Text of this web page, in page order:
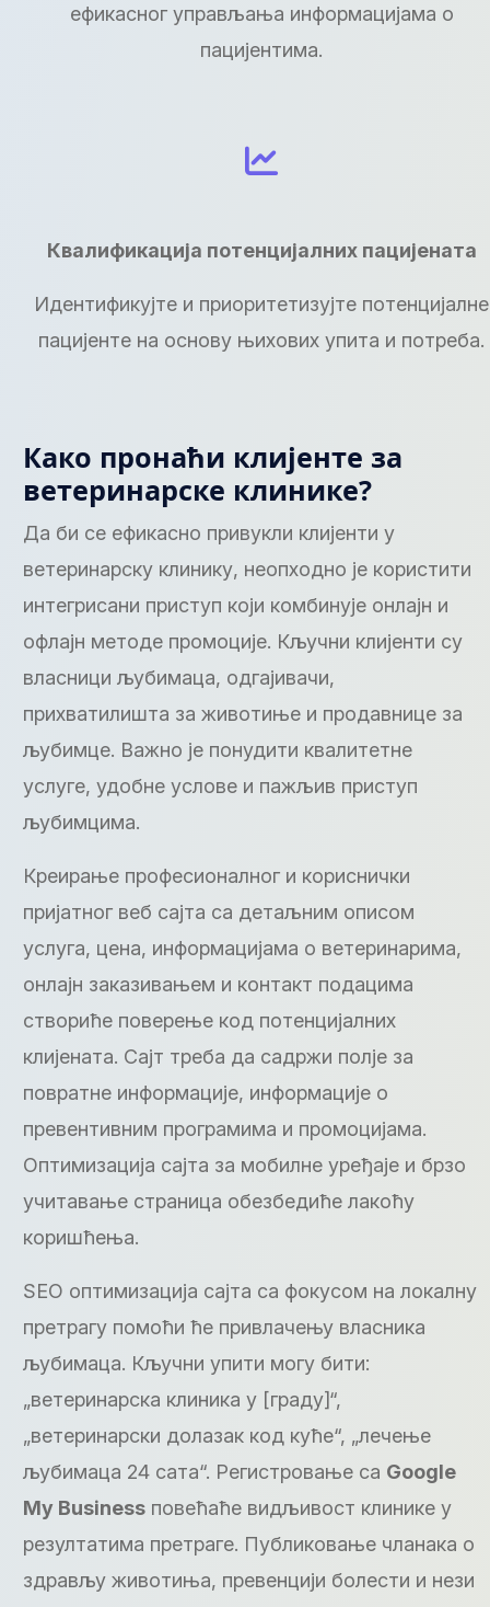
ефикасног управљања информацијама о
пацијентима.
Квалификација потенцијалних пацијената
Идентификујте и приоритетизујте потенцијалне
пацијенте на основу њихових упита и потреба.
Како пронаћи клијенте за
ветеринарске клинике?
Да би се ефикасно привукли клијенти у
ветеринарску клинику, неопходно је користити
интегрисани приступ који комбинује онлајн и
офлајн методе промоције. Кључни клијенти су
власници љубимаца, одгајивачи,
прихватилишта за животиње и продавнице за
љубимце. Важно је понудити квалитетне
услуге, удобне услове и пажљив приступ
љубимцима.
Креирање професионалног и кориснички
пријатног веб сајта са детаљним описом
услуга, цена, информацијама о ветеринарима,
онлајн заказивањем и контакт подацима
створиће поверење код потенцијалних
клијената. Сајт треба да садржи полје за
повратне информације, информације о
превентивним програмима и промоцијама.
Оптимизација сајта за мобилне уређаје и брзо
учитавање страница обезбедиће лакоћу
коришћења.
SEO оптимизација сајта са фокусом на локалну
претрагу помоћи ће привлачењу власника
љубимаца. Кључни упити могу бити:
„ветеринарска клиника у [граду]“,
„ветеринарски долазак код куће“, „лечење
љубимаца 24 сата“. Регистровање са Google
My Business повећаће видљивост клинике у
резултатима претраге. Публиковање чланака о
здрављу животиња, превенцији болести и нези